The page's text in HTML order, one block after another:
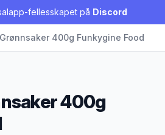
fellesskapet på Discord
400g Funkygine Food
400g